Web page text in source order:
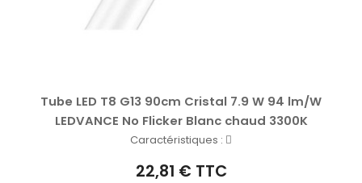
Tube LED T8 G13 90cm Cristal 7.9 W 94 lm/W
LEDVANCE No Flicker Blanc chaud 3300K
Caractéristiques :
22,81 € TTC